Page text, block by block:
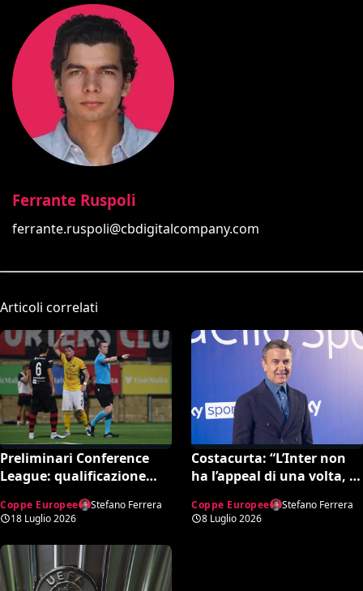
Ferrante Ruspoli
ferrante.ruspoli@cbdigitalcompany.com
Articoli correlati
Preliminari Conference
League: qualificazione
inesistente (VIDEO)
Coppe Europee
Stefano Ferrera
18 Luglio 2026
Costacurta: “L’Inter non
ha l’appeal di una volta, la
la bordata ad Allegri e
Mourinho
Coppe Europee
Stefano Ferrera
8 Luglio 2026